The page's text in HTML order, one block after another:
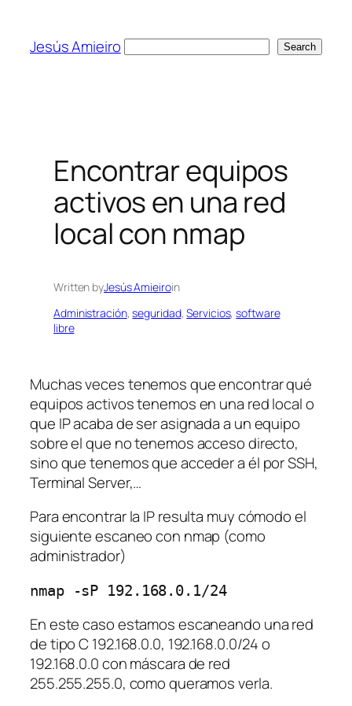
content
Jesús Amieiro Search
Encontrar equipos
activos en una red
local con nmap
Written byJesús Amieiroin
Administración, seguridad, Servicios, software
libre
Muchas veces tenemos que encontrar qué
equipos activos tenemos en una red local o
que IP acaba de ser asignada a un equipo
sobre el que no tenemos acceso directo,
sino que tenemos que acceder a él por SSH,
Terminal Server,…
Para encontrar la IP resulta muy cómodo el
siguiente escaneo con nmap (como
administrador)
nmap -sP 192.168.0.1/24
En este caso estamos escaneando una red
de tipo C 192.168.0.0, 192.168.0.0/24 o
192.168.0.0 con máscara de red
255.255.255.0, como queramos verla.